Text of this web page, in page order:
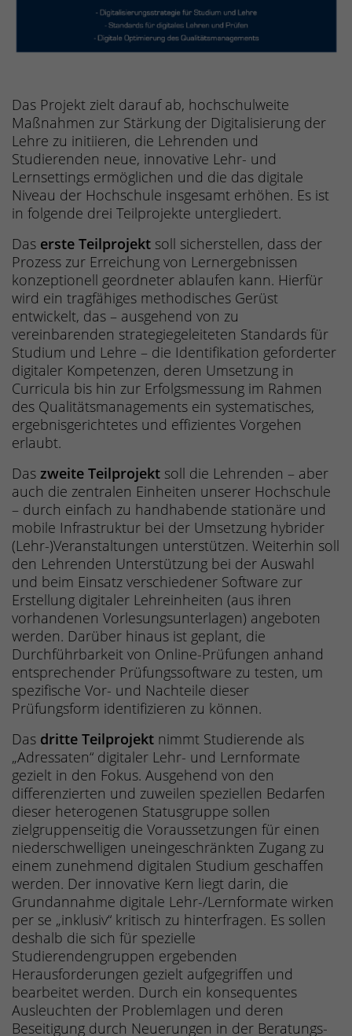
Das Projekt zielt darauf ab, hochschulweite
Maßnahmen zur Stärkung der Digitalisierung der
Lehre zu initiieren, die Lehrenden und
Studierenden neue, innovative Lehr- und
Lernsettings ermöglichen und die das digitale
Niveau der Hochschule insgesamt erhöhen. Es ist
in folgende drei Teilprojekte untergliedert.
Das erste Teilprojekt soll sicherstellen, dass der
Prozess zur Erreichung von Lernergebnissen
konzeptionell geordneter ablaufen kann. Hierfür
wird ein tragfähiges methodisches Gerüst
entwickelt, das – ausgehend von zu
vereinbarenden strategiegeleiteten Standards für
Studium und Lehre – die Identifikation geforderter
digitaler Kompetenzen, deren Umsetzung in
Curricula bis hin zur Erfolgsmessung im Rahmen
des Qualitätsmanagements ein systematisches,
ergebnisgerichtetes und effizientes Vorgehen
erlaubt.
Das zweite Teilprojekt soll die Lehrenden – aber
auch die zentralen Einheiten unserer Hochschule
– durch einfach zu handhabende stationäre und
mobile Infrastruktur bei der Umsetzung hybrider
(Lehr-)Veranstaltungen unterstützen. Weiterhin soll
den Lehrenden Unterstützung bei der Auswahl
und beim Einsatz verschiedener Software zur
Erstellung digitaler Lehreinheiten (aus ihren
vorhandenen Vorlesungsunterlagen) angeboten
werden. Darüber hinaus ist geplant, die
Durchführbarkeit von Online-Prüfungen anhand
entsprechender Prüfungssoftware zu testen, um
spezifische Vor- und Nachteile dieser
Prüfungsform identifizieren zu können.
Das dritte Teilprojekt nimmt Studierende als
„Adressaten“ digitaler Lehr- und Lernformate
gezielt in den Fokus. Ausgehend von den
differenzierten und zuweilen speziellen Bedarfen
dieser heterogenen Statusgruppe sollen
zielgruppenseitig die Voraussetzungen für einen
niederschwelligen uneingeschränkten Zugang zu
einem zunehmend digitalen Studium geschaffen
werden. Der innovative Kern liegt darin, die
Grundannahme digitale Lehr-/Lernformate wirken
per se „inklusiv“ kritisch zu hinterfragen. Es sollen
deshalb die sich für spezielle
Studierendengruppen ergebenden
Herausforderungen gezielt aufgegriffen und
bearbeitet werden. Durch ein konsequentes
Ausleuchten der Problemlagen und deren
Beseitigung durch Neuerungen in der Beratungs-